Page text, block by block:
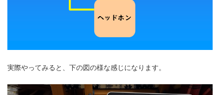
実際やってみると、下の図の様な感じになります。